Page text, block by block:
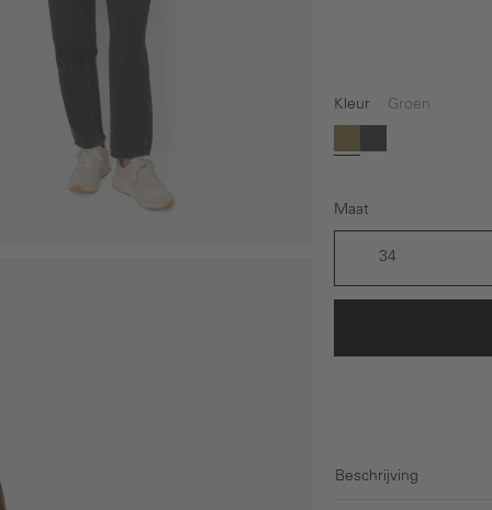
Kleur Groen
GroenBlauw
Maat
34
Beschrijving